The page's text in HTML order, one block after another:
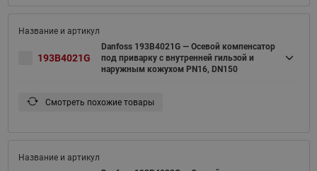
193B4021G
Danfoss 193B4021G — Осевой компенсатор
под приварку с внутренней гильзой и
наружным кожухом PN16, DN150
Смотреть похожие товары